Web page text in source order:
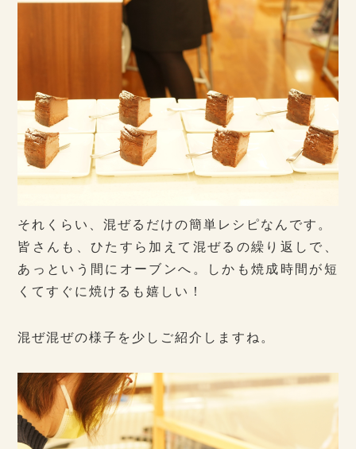
それくらい、混ぜるだけの簡単レシピなんです。
皆さんも、ひたすら加えて混ぜるの繰り返しで、
あっという間にオーブンへ。しかも焼成時間が短
くてすぐに焼けるも嬉しい！
混ぜ混ぜの様子を少しご紹介しますね。